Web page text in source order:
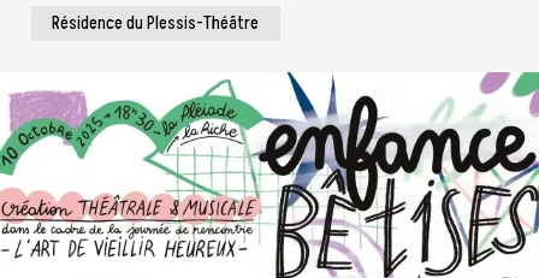
Résidence du Plessis-Théâtre